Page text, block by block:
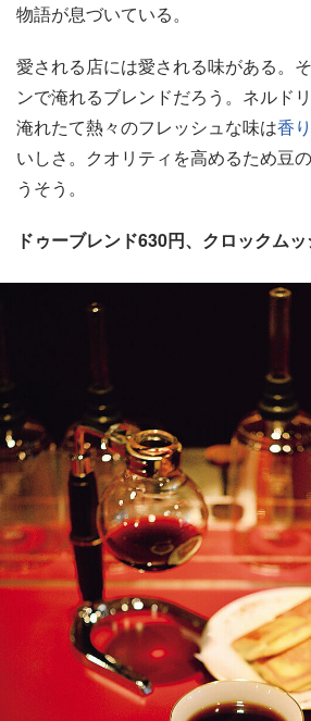
物語が息づいている。
愛される店には愛される味がある。
ンで淹れるブレンドだろう。ネルド
淹れたて熱々のフレッシュな味は香り
いしさ。クオリティを高めるため豆
うそう。
ドゥーブレンド630円、クロックム